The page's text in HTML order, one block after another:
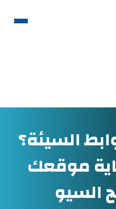
السيئة؟
موقعك
السيو